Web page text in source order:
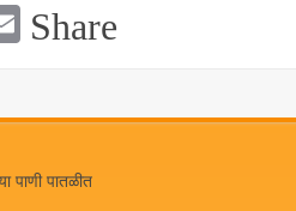
E
Share
पाणी पातळीत